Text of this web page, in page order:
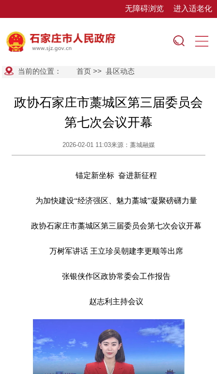
无障碍浏览 进入适老化
当前的位置： 首页 >>县区动态
政协石家庄市藁城区第三届委员会
第七次会议开幕
2026-02-01 11:03来源：藁城融媒
锚定新坐标 奋进新征程
为加快建设“经济强区、魅力藁城”凝聚磅礴力量
政协石家庄市藁城区第三届委员会第七次会议开幕
万树军讲话 王立珍吴朝建李更顺等出席
张银侠作区政协常委会工作报告
赵志利主持会议